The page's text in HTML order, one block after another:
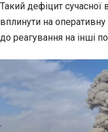
Такий дефіцит сучасної
вплинути на
до реагування на інші